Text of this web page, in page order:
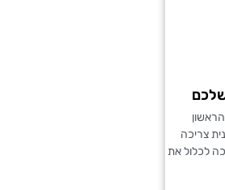
הבקשות שלי, היה מאוד מקצועי
שלכם
צריכה
לכלול את